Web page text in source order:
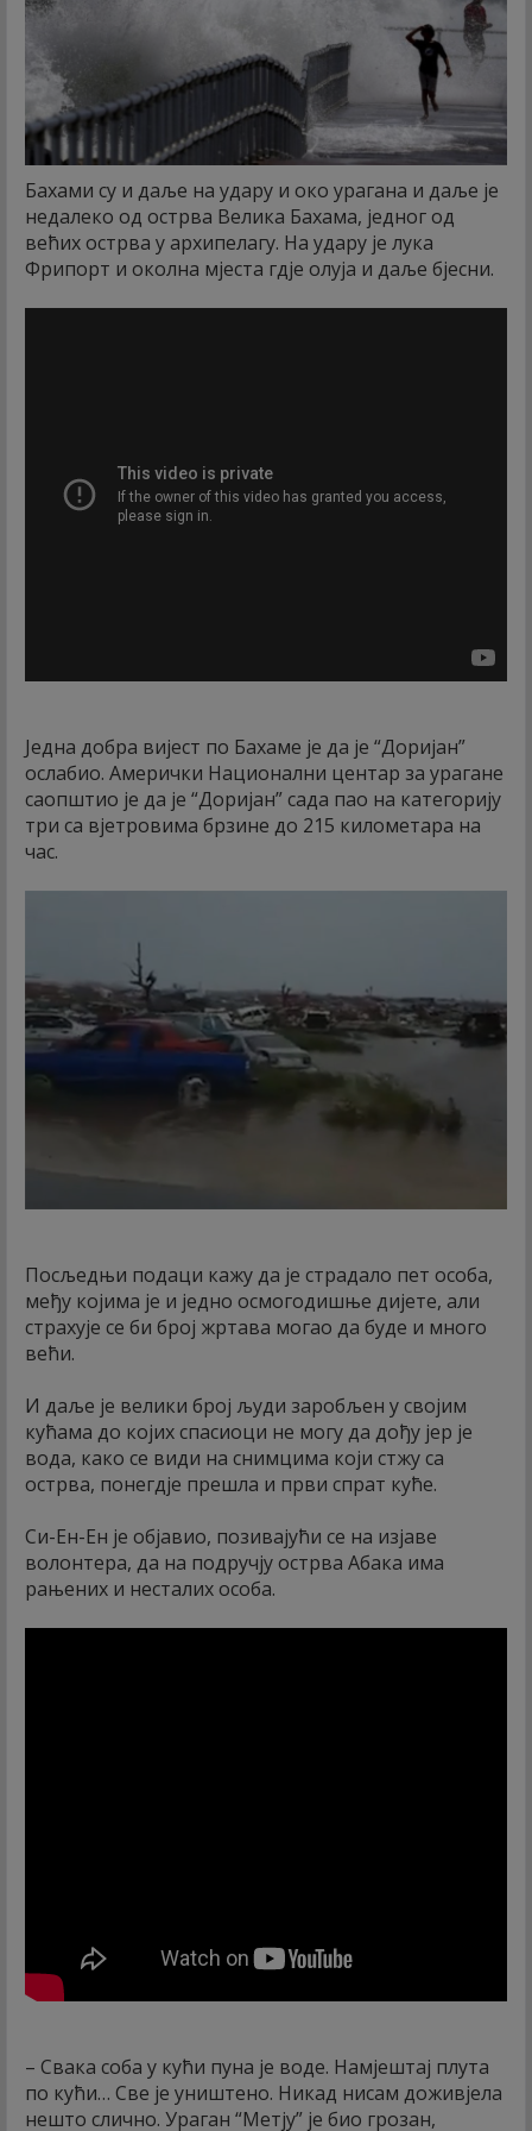
Бахами су и даље на удару и око урагана и даље је
недалеко од острва Велика Бахама, једног од
већих острва у архипелагу. На удару је лука
Фрипорт и околна мјеста гдје олуја и даље бјесни.
Једна добра вијест по Бахаме је да је “Доријан”
ослабио. Амерички Национални центар за урагане
саопштио је да је “Доријан” сада пао на категорију
три са вјетровима брзине до 215 километара на
час.
Посљедњи подаци кажу да је страдало пет особа,
међу којима је и једно осмогодишње дијете, али
страхује се би број жртава могао да буде и много
већи.
И даље је велики број људи заробљен у својим
кућама до којих спасиоци не могу да дођу јер је
вода, како се види на снимцима који стжу са
острва, понегдје прешла и први спрат куће.
Си-Ен-Ен је објавио, позивајући се на изјаве
волонтера, да на подручју острва Абака има
рањених и несталих особа.
– Свака соба у кући пуна је воде. Намјештај плута
по кући… Све је уништено. Никад нисам доживјела
нешто слично. Ураган “Метју” је био грозан,